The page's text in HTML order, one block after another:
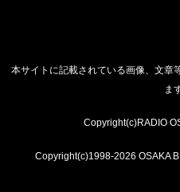
本サイトに記載されている画像、文章
ま
Copyright(c)RADIO
Copyright(c)1998-2026 OSAKA